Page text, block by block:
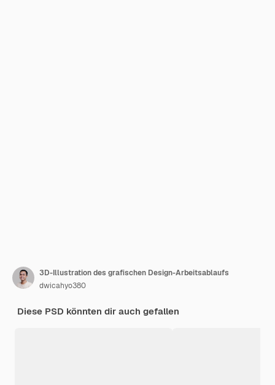
3D-Illustration des grafischen Design-Arbeitsablaufs
dwicahyo380
Diese PSD könnten dir auch gefallen